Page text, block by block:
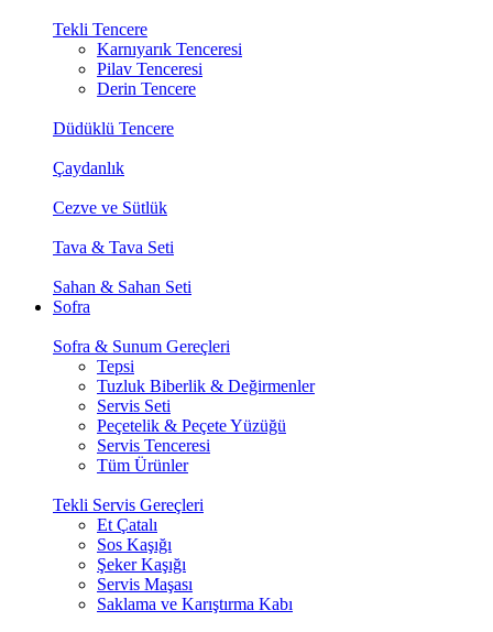
Tekli Tencere
Karnıyarık Tenceresi
Pilav Tenceresi
Derin Tencere
Düdüklü Tencere
Çaydanlık
Cezve ve Sütlük
Tava & Tava Seti
Sahan & Sahan Seti
Sofra
Sofra & Sunum Gereçleri
Tepsi
Tuzluk Biberlik & Değirmenler
Servis Seti
Peçetelik & Peçete Yüzüğü
Servis Tenceresi
Tüm Ürünler
Tekli Servis Gereçleri
Et Çatalı
Sos Kaşığı
Şeker Kaşığı
Servis Maşası
Saklama ve Karıştırma Kabı